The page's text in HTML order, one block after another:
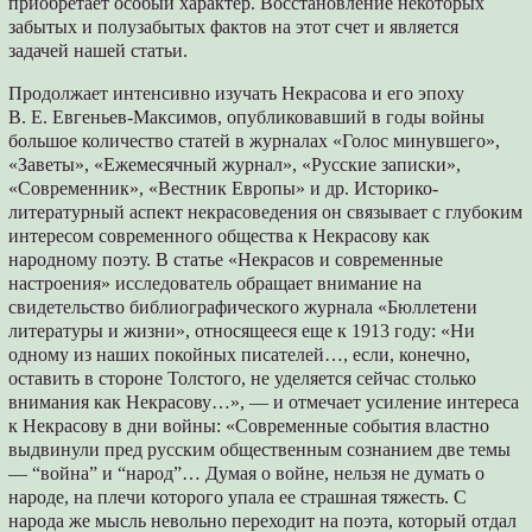
забытых и полузабытых фактов на этот счет и является
задачей нашей статьи.
Продолжает интенсивно изучать Некрасова и его эпоху
В. Е. Евгеньев-Максимов, опубликовавший в годы войны
большое количество статей в журналах «Голос минувшего»,
«Заветы», «Ежемесячный журнал», «Русские записки»,
«Современник», «Вестник Европы» и др. Историко-
литературный аспект некрасоведения он связывает с глубоким
интересом современного обществa к Некрасову как
народному поэту. В статье «Некрасов и современные
настроения» исследователь обращает внимание на
свидетельство библиографического журнала «Бюллетени
литературы и жизни», относящееся еще к 1913 году: «Ни
одному из наших покойных писателей…, если, конечно,
оставить в стороне Толстого, не уделяется сейчас столько
внимания как Некрасову…», — и отмечает усиление интереса
к Некрасову в дни войны: «Современные события властно
выдвинули пред русским общественным сознанием две темы
— “война” и “народ”… Думая о войне, нельзя не думать о
народе, на плечи которого упала ее страшная тяжесть. С
народа же мысль невольно переходит на поэта, который отдал